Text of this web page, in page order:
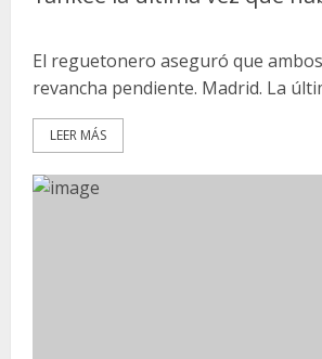
El reguetonero aseguró que
revancha pendiente. Madrid. La
LEER MÁS